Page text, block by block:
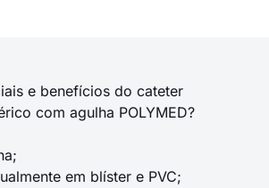
e benefícios do cateter
com agulha POLYMED?
em blíster e PVC;